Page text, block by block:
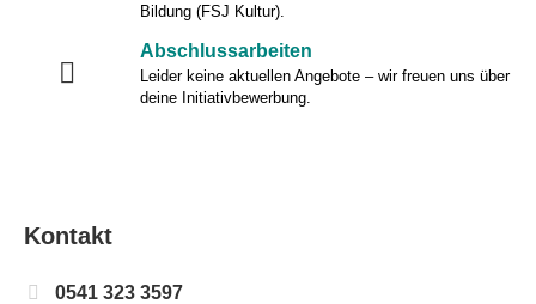
Bildung (FSJ Kultur).
Abschlussarbeiten
Leider keine aktuellen Angebote – wir freuen uns über
deine Initiativbewerbung.
Kontakt
0541 323 3597